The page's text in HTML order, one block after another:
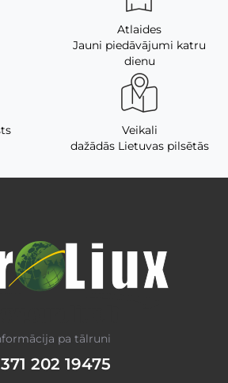
Atlaides
Jauni piedāvājumi katru
dienu
Veikali
dažādās Lietuvas pilsētās
pa tālruni
202 19475